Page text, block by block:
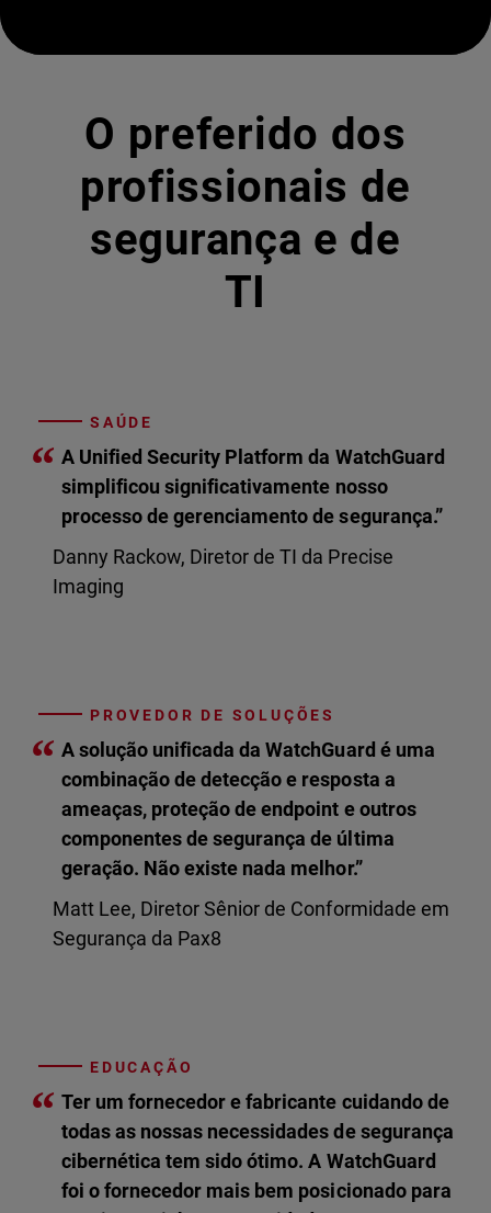
O preferido dos
profissionais de
segurança e de
TI
SAÚDE
“ A Unified Security Platform da WatchGuard
simplificou significativamente nosso
processo de gerenciamento de segurança.”
Danny Rackow, Diretor de TI da Precise
Imaging
PROVEDOR DE SOLUÇÕES
“ A solução unificada da WatchGuard é uma
combinação de detecção e resposta a
ameaças, proteção de endpoint e outros
componentes de segurança de última
geração. Não existe nada melhor.”
Matt Lee, Diretor Sênior de Conformidade em
Segurança da Pax8
EDUCAÇÃO
“ Ter um fornecedor e fabricante cuidando de
todas as nossas necessidades de segurança
cibernética tem sido ótimo. A WatchGuard
foi o fornecedor mais bem posicionado para